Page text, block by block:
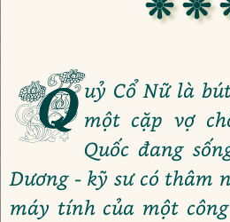
Q uỷ Cổ Nữ là
một cặp vợ
Quốc đang
Dương - kỹ sư có thâm
máy tính của một